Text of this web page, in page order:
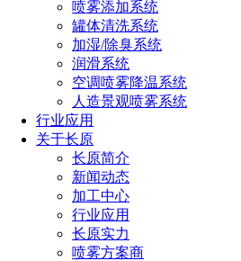
喷雾添加系统
罐体清洗系统
加湿/除臭系统
润滑系统
空调喷雾降温系统
人造景观喷雾系统
行业应用
关于长原
长原简介
新闻动态
加工中心
行业应用
长原实力
喷雾方案商